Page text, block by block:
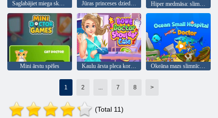
Jūras princeses dziedināšanas ceļojums Hiper medmāsa: slimnīcas spēles
Mini ārstu spēles Kaulu ārsta pleca korpuss
1 2 7 8 >
(Total 11)